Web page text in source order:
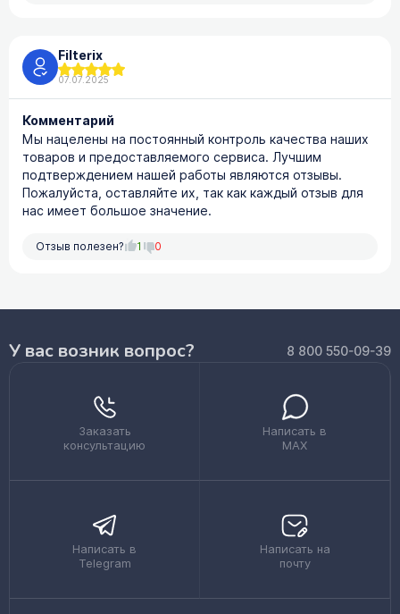
Filterix
07.07.2025
Комментарий
Мы нацелены на постоянный контроль качества наших
товаров и предоставляемого сервиса. Лучшим
подтверждением нашей работы являются отзывы.
Пожалуйста, оставляйте их, так как каждый отзыв для
нас имеет большое значение.
Отзыв полезен? 1 0
У вас возник вопрос? 8 800 550-09-39
Заказать
консультацию
Написать в
MAX
Написать в
Telegram
Написать на
почту